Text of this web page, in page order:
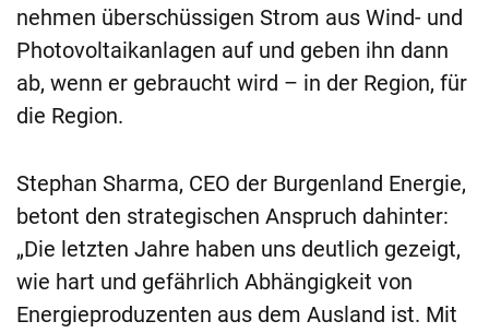
nehmen überschüssigen Strom aus Wind- und
Photovoltaikanlagen auf und geben ihn dann
ab, wenn er gebraucht wird – in der Region, für
die Region.
Stephan Sharma, CEO der Burgenland Energie,
betont den strategischen Anspruch dahinter:
„Die letzten Jahre haben uns deutlich gezeigt,
wie hart und gefährlich Abhängigkeit von
Energieproduzenten aus dem Ausland ist. Mit